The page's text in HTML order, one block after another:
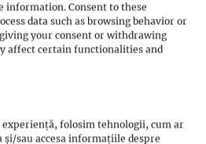
information. Consent to these
data such as browsing behavior or
your consent or withdrawing
affect certain functionalities and
experiență, folosim tehnologii, cum ar
sau accesa informațiile despre
de vedere. Informația